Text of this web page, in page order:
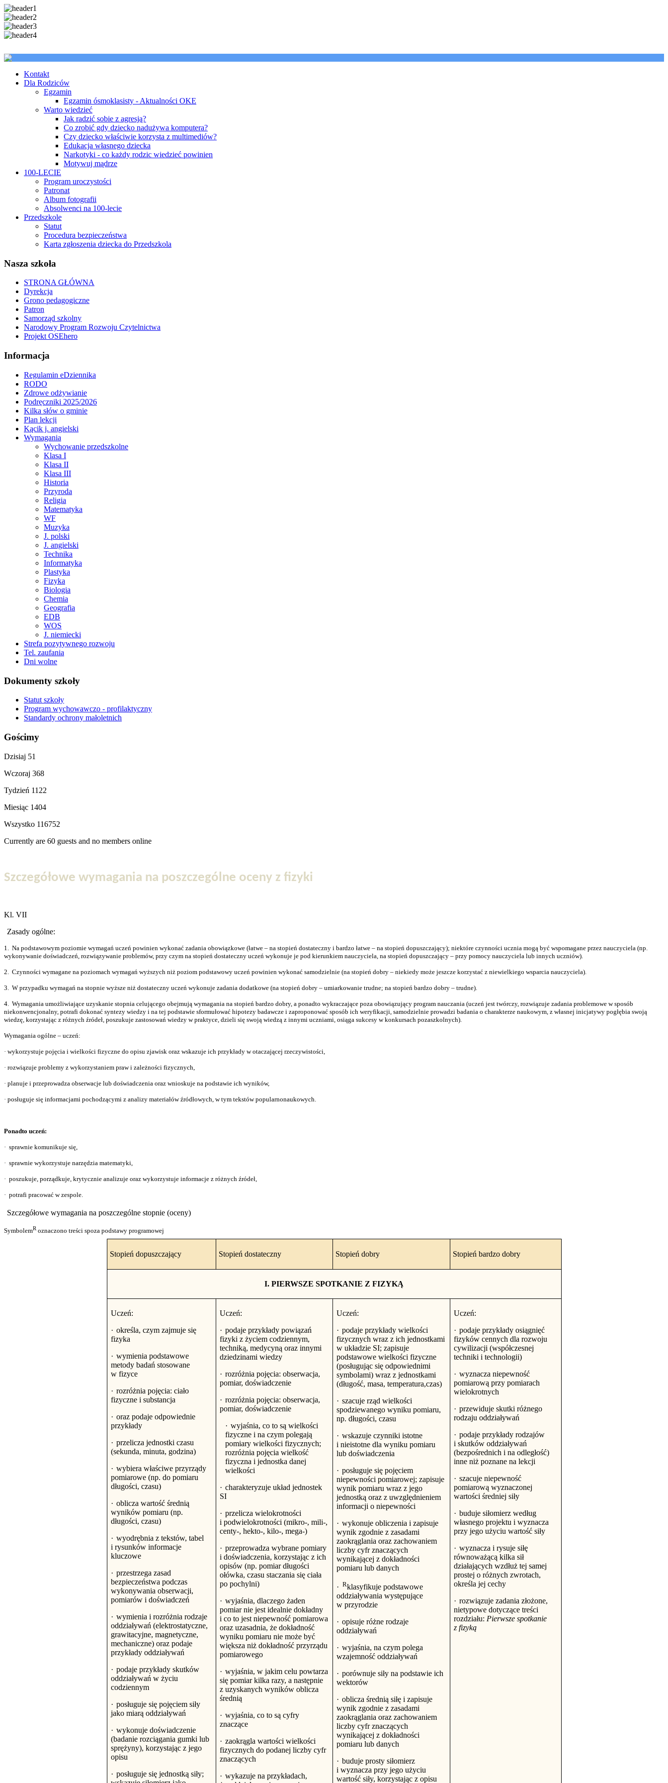
Kontakt
Dla Rodziców
Egzamin
Egzamin ósmoklasisty - Aktualności OKE
Warto wiedzieć
Jak radzić sobie z agresją?
Co zrobić gdy dziecko nadużywa komputera?
Czy dziecko właściwie korzysta z multimediów?
Edukacja własnego dziecka
Narkotyki - co każdy rodzic wiedzieć powinien
Motywuj mądrze
100-LECIE
Program uroczystości
Patronat
Album fotografii
Absolwenci na 100-lecie
Przedszkole
Statut
Procedura bezpieczeństwa
Karta zgłoszenia dziecka do Przedszkola
Nasza szkoła
STRONA GŁÓWNA
Dyrekcja
Grono pedagogiczne
Patron
Samorząd szkolny
Narodowy Program Rozwoju Czytelnictwa
Projekt OSEhero
Informacja
Regulamin eDziennika
RODO
Zdrowe odżywianie
Podręczniki 2025/2026
Kilka słów o gminie
Plan lekcji
Kącik j. angielski
Wymagania
Wychowanie przedszkolne
Klasa I
Klasa II
Klasa III
Historia
Przyroda
Religia
Matematyka
WF
Muzyka
J. polski
J. angielski
Technika
Informatyka
Plastyka
Fizyka
Biologia
Chemia
Geografia
EDB
WOS
J. niemiecki
Strefa pozytywnego rozwoju
Tel. zaufania
Dni wolne
Dokumenty szkoły
Statut szkoły
Program wychowawczo - profilaktyczny
Standardy ochrony małoletnich
Gościmy
Dzisiaj 51
Wczoraj 368
Tydzień 1122
Miesiąc 1404
Wszystko 116752
Currently are 60 guests and no members online
Szczegółowe wymagania na poszczególne oceny z fizyki
Kl. VII
Zasady ogólne:
1.
Na podstawowym poziomie wymagań uczeń powinien wykonać zadania obowiązkowe (łatwe – na stopień dostateczny i bardzo łatwe – na stopień dopuszczający); niektóre czynności ucznia mogą być wspomagane przez nauczyciela (np.
wykonywanie doświadczeń, rozwiązywanie problemów, przy czym na stopień dostateczny uczeń wykonuje je pod kierunkiem nauczyciela, na stopień dopuszczający – przy pomocy nauczyciela lub innych uczniów).
2. Czynności wymagane na poziomach wymagań wyższych niż poziom podstawowy uczeń powinien wykonać samodzielnie (na stopień dobry – niekiedy może jeszcze korzystać z niewielkiego wsparcia nauczyciela).
3. W przypadku wymagań na stopnie wyższe niż dostateczny uczeń wykonuje zadania dodatkowe (na stopień dobry – umiarkowanie trudne; na stopień bardzo dobry – trudne).
4. Wymagania umożliwiające uzyskanie stopnia celującego obejmują wymagania na stopień bardzo dobry, a ponadto wykraczające poza obowiązujący program nauczania (uczeń jest twórczy, rozwiązuje zadania problemowe w sposób
niekonwencjonalny, potrafi dokonać syntezy wiedzy i na tej podstawie sformułować hipotezy badawcze i zaproponować sposób ich weryfikacji, samodzielnie prowadzi badania o charakterze naukowym, z własnej inicjatywy pogłębia swoją
wiedzę, korzystając z różnych źródeł, poszukuje zastosowań wiedzy w praktyce, dzieli się swoją wiedzą z innymi uczniami, osiąga sukcesy w konkursach pozaszkolnych).
Wymagania ogólne – uczeń:
· wykorzystuje pojęcia i wielkości fizyczne do opisu zjawisk oraz wskazuje ich przykłady w otaczającej rzeczywistości,
· rozwiązuje problemy z wykorzystaniem praw i zależności fizycznych,
· planuje i przeprowadza obserwacje lub doświadczenia oraz wnioskuje na podstawie ich wyników,
· posługuje się informacjami pochodzącymi z analizy materiałów źródłowych, w tym tekstów popularnonaukowych.
Ponadto uczeń:
· sprawnie komunikuje się,
· sprawnie wykorzystuje narzędzia matematyki,
· poszukuje, porządkuje, krytycznie analizuje oraz wykorzystuje informacje z różnych źródeł,
· potrafi pracować w zespole.
Szczegółowe wymagania na poszczególne stopnie (oceny)
SymbolemRoznaczono treści spoza podstawy programowej
Stopień dopuszczający Stopień dostateczny Stopień dobry Stopień bardzo dobry
I. PIERWSZE SPOTKANIE Z FIZYKĄ
Uczeń:
· określa, czym zajmuje się
fizyka
· wymienia podstawowe
metody badań stosowane
w fizyce
· rozróżnia pojęcia: ciało
fizyczne i substancja
· oraz podaje odpowiednie
przykłady
· przelicza jednostki czasu
(sekunda, minuta, godzina)
· wybiera właściwe przyrządy
pomiarowe (np. do pomiaru
długości, czasu)
· oblicza wartość średnią
wyników pomiaru (np.
długości, czasu)
· wyodrębnia z tekstów, tabel
i rysunków informacje
kluczowe
· przestrzega zasad
bezpieczeństwa podczas
wykonywania obserwacji,
pomiarów i doświadczeń
· wymienia i rozróżnia rodzaje
oddziaływań (elektrostatyczne,
grawitacyjne, magnetyczne,
mechaniczne) oraz podaje
przykłady oddziaływań
· podaje przykłady skutków
oddziaływań w życiu
codziennym
· posługuje się pojęciem siły
jako miarą oddziaływań
· wykonuje doświadczenie
(badanie rozciągania gumki lub
sprężyny), korzystając z jego
opisu
· posługuje się jednostką siły;
Uczeń:
· podaje przykłady powiązań
fizyki z życiem codziennym,
techniką, medycyną oraz innymi
dziedzinami wiedzy
· rozróżnia pojęcia: obserwacja,
pomiar, doświadczenie
· rozróżnia pojęcia: obserwacja,
pomiar, doświadczenie
· wyjaśnia, co to są wielkości
fizyczne i na czym polegają
pomiary wielkości fizycznych;
rozróżnia pojęcia wielkość
fizyczna i jednostka danej
wielkości
· charakteryzuje układ jednostek
SI
· przelicza wielokrotności
i podwielokrotności (mikro-, mili-,
centy-, hekto-, kilo-, mega-)
· przeprowadza wybrane pomiary
i doświadczenia, korzystając z ich
opisów (np. pomiar długości
ołówka, czasu staczania się ciała
po pochylni)
· wyjaśnia, dlaczego żaden
pomiar nie jest idealnie dokładny
i co to jest niepewność pomiarowa
oraz uzasadnia, że dokładność
wyniku pomiaru nie może być
większa niż dokładność przyrządu
pomiarowego
· wyjaśnia, w jakim celu powtarza
się pomiar kilka razy, a następnie
z uzyskanych wyników oblicza
średnią
· wyjaśnia, co to są cyfry
znaczące
· zaokrągla wartości wielkości
fizycznych do podanej liczby cyfr
znaczących
· wykazuje na przykładach,
Uczeń:
· podaje przykłady wielkości
fizycznych wraz z ich jednostkami
w układzie SI; zapisuje
podstawowe wielkości fizyczne
(posługując się odpowiednimi
symbolami) wraz z jednostkami
(długość, masa, temperatura,czas)
· szacuje rząd wielkości
spodziewanego wyniku pomiaru,
np. długości, czasu
· wskazuje czynniki istotne
i nieistotne dla wyniku pomiaru
lub doświadczenia
· posługuje się pojęciem
niepewności pomiarowej; zapisuje
wynik pomiaru wraz z jego
jednostką oraz z uwzględnieniem
informacji o niepewności
· wykonuje obliczenia i zapisuje
wynik zgodnie z zasadami
zaokrąglania oraz zachowaniem
liczby cyfr znaczących
wynikającej z dokładności
pomiaru lub danych
· Rklasyfikuje podstawowe
oddziaływania występujące
w przyrodzie
· opisuje różne rodzaje
oddziaływań
· wyjaśnia, na czym polega
wzajemność oddziaływań
· porównuje siły na podstawie ich
wektorów
· oblicza średnią siłę i zapisuje
wynik zgodnie z zasadami
zaokrąglania oraz zachowaniem
liczby cyfr znaczących
wynikającej z dokładności
pomiaru lub danych
· buduje prosty siłomierz
i wyznacza przy jego użyciu
wartość siły, korzystając z opisu
Uczeń:
· podaje przykłady osiągnięć
fizyków cennych dla rozwoju
cywilizacji (współczesnej
techniki i technologii)
· wyznacza niepewność
pomiarową przy pomiarach
wielokrotnych
· przewiduje skutki różnego
rodzaju oddziaływań
· podaje przykłady rodzajów
i skutków oddziaływań
(bezpośrednich i na odległość)
inne niż poznane na lekcji
· szacuje niepewność
pomiarową wyznaczonej
wartości średniej siły
· buduje siłomierz według
własnego projektu i wyznacza
przy jego użyciu wartość siły
· wyznacza i rysuje siłę
równoważącą kilka sił
działających wzdłuż tej samej
prostej o różnych zwrotach,
określa jej cechy
· rozwiązuje zadania złożone,
nietypowe dotyczące treści
rozdziału: Pierwsze spotkanie
z fizyką